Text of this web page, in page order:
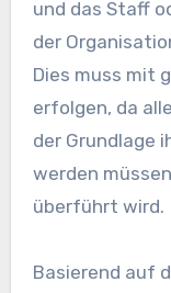
und das Staff
der
Dies muss mit
erfolgen, da
der Grundlage
werden
überführt wird.
Basierend auf